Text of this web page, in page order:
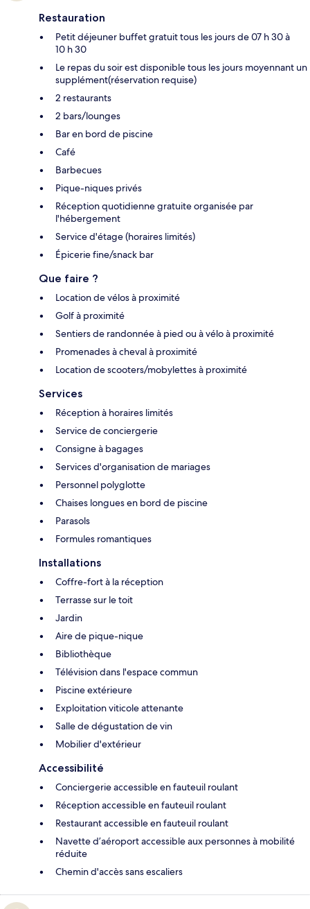
Restauration
Petit déjeuner buffet gratuit tous les jours de 07 h 30 à
10 h 30
Le repas du soir est disponible tous les jours moyennant un
supplément(réservation requise)
2 restaurants
2 bars/lounges
Bar en bord de piscine
Café
Barbecues
Pique-niques privés
Réception quotidienne gratuite organisée par
l'hébergement
Service d'étage (horaires limités)
Épicerie fine/snack bar
Que faire ?
Location de vélos à proximité
Golf à proximité
Sentiers de randonnée à pied ou à vélo à proximité
Promenades à cheval à proximité
Location de scooters/mobylettes à proximité
Services
Réception à horaires limités
Service de conciergerie
Consigne à bagages
Services d'organisation de mariages
Personnel polyglotte
Chaises longues en bord de piscine
Parasols
Formules romantiques
Installations
Coffre-fort à la réception
Terrasse sur le toit
Jardin
Aire de pique-nique
Bibliothèque
Télévision dans l'espace commun
Piscine extérieure
Exploitation viticole attenante
Salle de dégustation de vin
Mobilier d'extérieur
Accessibilité
Conciergerie accessible en fauteuil roulant
Réception accessible en fauteuil roulant
Restaurant accessible en fauteuil roulant
Navette d’aéroport accessible aux personnes à mobilité
réduite
Chemin d'accès sans escaliers